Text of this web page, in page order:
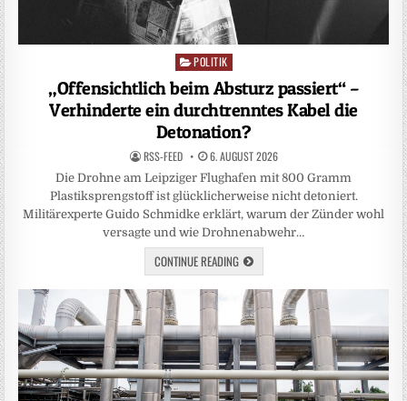
Posted
POLITIK
„Offensichtlich beim Absturz passiert“ –
Verhinderte ein durchtrenntes Kabel die
Detonation?
RSS-FEED 6. AUGUST 2026
Die Drohne am Leipziger Flughafen mit 800 Gramm
Plastiksprengstoff ist glücklicherweise nicht detoniert.
Militärexperte Guido Schmidke erklärt, warum der Zünder wohl
versagte und wie Drohnenabwehr…
CONTINUE READING